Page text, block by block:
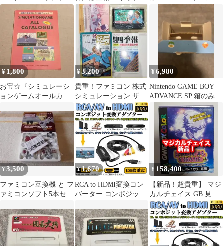
をHDMIに変換アダプ
タ av to hdmi変換ケー
ブル 1080P/720P対応 音
声転送 HDMIケーブル
付 RCAケーブル付 USB
給電ケーブル付 PS2/ス
ーパーファミコン/VHS
VCR
ザーズ 全4種
ント for x68000
¥ 1,800
お宝☆『シミュレーシ
ョンゲームオールカタ
ァミコン特別付録
¥3,200
貴重！ファミコン 株式
シミュレーション ザ・
マネーゲーム 箱説明書
つき ソフエル
¥6,980
Nintendo GAME BOY
ADVANCE SP 箱のみ
¥3,500
ファミコン互換機 と フ
ァミコンソフト5本セッ
¥1,670
RCA to HDMI変換コン
バーター コンポジット
タ av to hdmi変換ケー
ブル 1080P/720P対応 音
声転送 HDMIケーブル
付 RCAケーブル付 USB
¥ 158,400
【新品！超貴重】 マジ
カルチェイス GB 見習
い魔法使い 賢者の谷へ
カラー専用